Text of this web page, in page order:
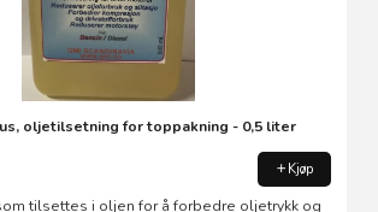
oljetilsetning for toppakning - 0,5 liter
Kjøp
tilsettes i oljen for å forbedre oljetrykk og